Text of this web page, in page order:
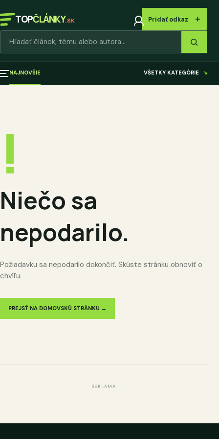
TOPČLÁNKY.SK Pridať odkaz ＋
NAJNOVŠIE VŠETKY KATEGÓRIE ↘
!
Niečo sa
nepodarilo.
Požiadavku sa nepodarilo dokončiť. Skúste stránku obnoviť o
chvíľu.
PREJSŤ NA DOMOVSKÚ STRÁNKU →
REKLAMA